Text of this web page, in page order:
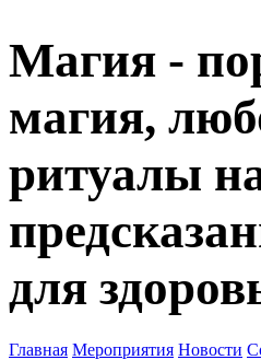
Магия -
магия,
ритуалы
для
Главная Мероприятия Новости